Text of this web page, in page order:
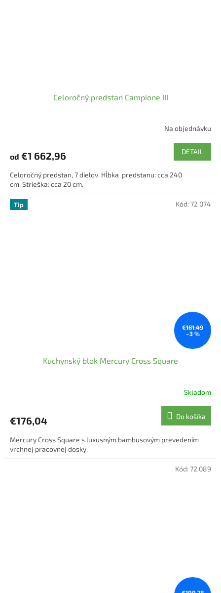
Celoročný predstan Campione III
Na objednávku
od €1 662,96 DETAIL
Celoročný predstan, 7 dielov. Hĺbka predstanu: cca 240
cm. Strieška: cca 20 cm.
Tip
€181,49
–3 %
Kuchynský blok Mercury Cross Square
Skladom
€176,04 Do košíka
Mercury Cross Square s luxusným bambusovým prevedením
vrchnej pracovnej dosky.
Kód:72 074
Kód:72 089